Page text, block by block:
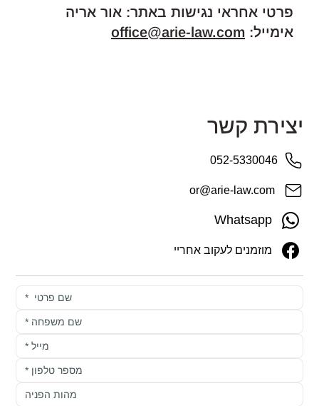
פרטי אחראי נגישות באתר: אור אריה
אימייל: office@arie-law.com
יצירת קשר
052-5330046
or@arie-law.com
Whatsapp
מוזמנים לעקוב אחריי